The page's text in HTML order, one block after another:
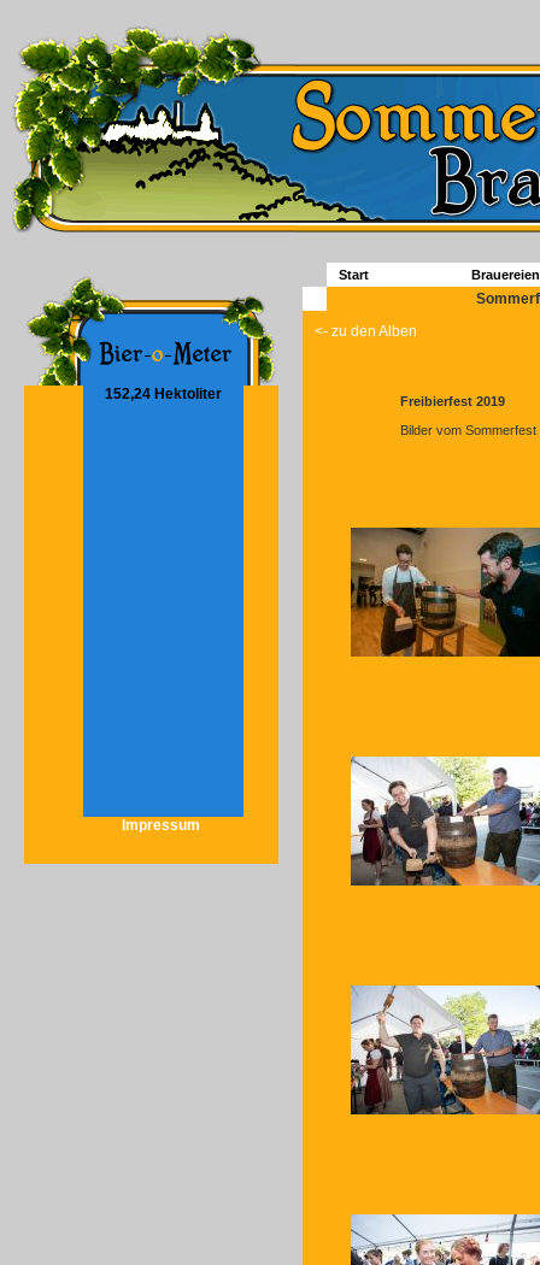
152,24 Hektoliter
Impressum
Start Brauereien
<- zu den Alben
Freibierfest 2019
Bilder vom